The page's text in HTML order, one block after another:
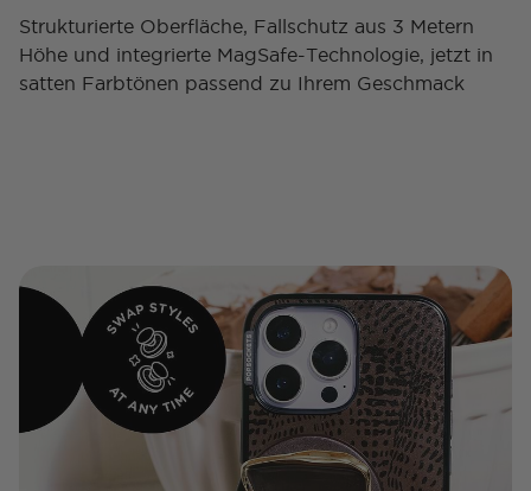
Strukturierte Oberfläche, Fallschutz aus 3 Metern
Höhe und integrierte MagSafe-Technologie, jetzt in
satten Farbtönen passend zu Ihrem Geschmack​